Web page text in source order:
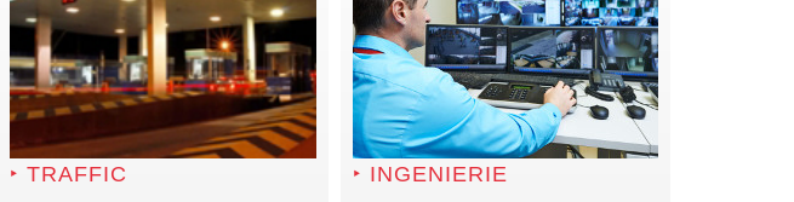
TRAFFIC INGENIERIE